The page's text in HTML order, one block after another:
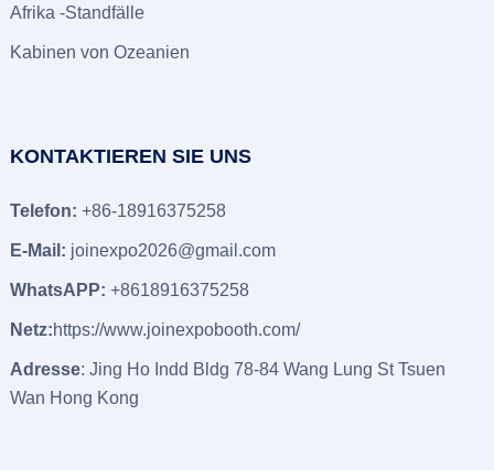
Afrika -Standfälle
Kabinen von Ozeanien
KONTAKTIEREN SIE UNS
Telefon: +86-18916375258
E-Mail: joinexpo2026@gmail.com
WhatsAPP: +8618916375258
Netz:https://www.joinexpobooth.com/
Adresse: Jing Ho Indd Bldg 78-84 Wang Lung St Tsuen
Wan Hong Kong